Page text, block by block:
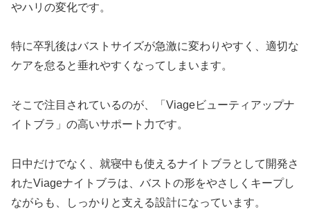
やハリの変化です。
特に卒乳後はバストサイズが急激に変わりやすく、適切な
ケアを怠ると垂れやすくなってしまいます。
そこで注目されているのが、「Viageビューティアップナ
イトブラ」の高いサポート力です。
日中だけでなく、就寝中も使えるナイトブラとして開発さ
れたViageナイトブラは、バストの形をやさしくキープし
ながらも、しっかりと支える設計になっています。